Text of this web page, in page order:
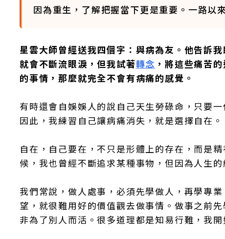
因為重生，了解把握當下更是重要。一路以
星雲大師曾經送我四個字：與病為友。他告訴
就會不斷流眼淚，但我試著轉念 ，將這些痛苦
的事情，那麼就完全不會有病痛的感覺。
有時還會自娛娛人的說自己天生勞碌命，只要
因此，我練習自己讓病痛消失，就是選擇自在。
自在，自己要在，不只是形體上的存在，而是
候，我也曾經不斷追求某種事物，但因為人生
我們常說，做人處事，必須先學做人，再學專
望，就很難用好的價值觀去做事情。做事之前
非為了別人而活。很多道理都是知易行難，我